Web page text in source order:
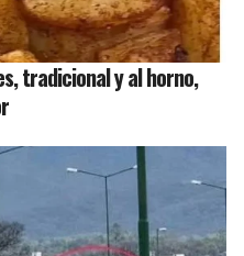
tradicional y al horno,